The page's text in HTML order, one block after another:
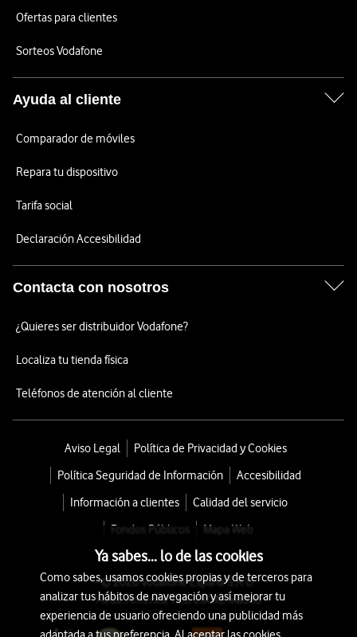
Ofertas para clientes
Sorteos Vodafone
Ayuda al cliente
Comparador de móviles
Repara tu dispositivo
Tarifa social
Declaración Accesibilidad
Contacta con nosotros
¿Quieres ser distribuidor Vodafone?
Localiza tu tienda física
Teléfonos de atención al cliente
Aviso Legal
Política de Privacidad y Cookies
Política Seguridad de Información
Accesibilidad
Información a clientes
Calidad del servicio
Fondos Públicos
Mapa Web
© 2026 Vodafone España S.A.U.
Avda. América 115, 28042 Madrid
Ya sabes... lo de las cookies
Como sabes, usamos cookies propias y de terceros para
analizar tus hábitos de navegación y así mejorar tu
experiencia de usuario ofreciendo una publicidad más